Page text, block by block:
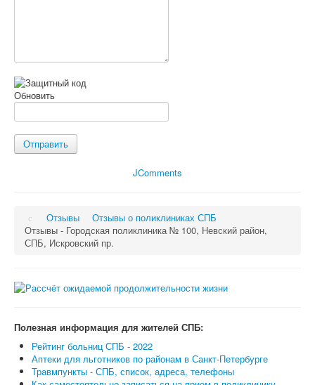
Обновить
Отправить
JComments
Отзывы
Отзывы о поликлиниках СПБ
Отзывы - Городская поликлиника № 100, Невский район,
СПБ, Искровский пр.
Полезная информация для жителей СПБ:
Рейтинг больниц СПБ - 2022
Аптеки для льготников по районам в Санкт-Петербурге
Травмпункты - СПБ, список, адреса, телефоны